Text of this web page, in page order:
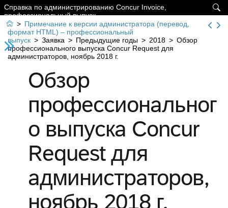

Справка по администрированию Concur Invoice,
профессиональный выпуск
 > Примечание к версии администратора (перевод,
формат HTML) – профессиональный
выпуск > Заявка > Предыдущие годы > 2018 > Обзор
профессионального выпуска Concur Request для
администраторов, ноябрь 2018 г.
Обзор
профессиональног
о выпуска Concur
Request для
администраторов,
ноябрь 2018 г.